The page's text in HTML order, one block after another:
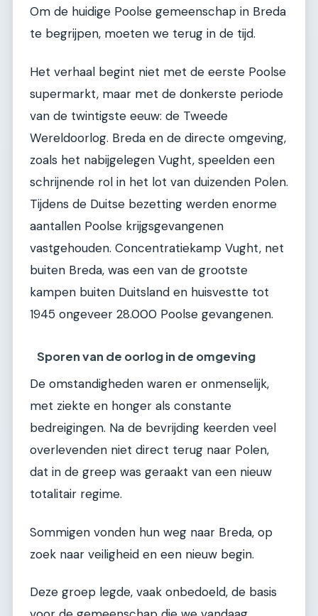
Om de huidige Poolse gemeenschap in Breda
te begrijpen, moeten we terug in de tijd.
Het verhaal begint niet met de eerste Poolse
supermarkt, maar met de donkerste periode
van de twintigste eeuw: de Tweede
Wereldoorlog. Breda en de directe omgeving,
zoals het nabijgelegen Vught, speelden een
schrijnende rol in het lot van duizenden Polen.
Tijdens de Duitse bezetting werden enorme
aantallen Poolse krijgsgevangenen
vastgehouden. Concentratiekamp Vught, net
buiten Breda, was een van de grootste
kampen buiten Duitsland en huisvestte tot
1945 ongeveer 28.000 Poolse gevangenen.
Sporen van de oorlog in de omgeving
De omstandigheden waren er onmenselijk,
met ziekte en honger als constante
bedreigingen. Na de bevrijding keerden veel
overlevenden niet direct terug naar Polen,
dat in de greep was geraakt van een nieuw
totalitair regime.
Sommigen vonden hun weg naar Breda, op
zoek naar veiligheid en een nieuw begin.
Deze groep legde, vaak onbedoeld, de basis